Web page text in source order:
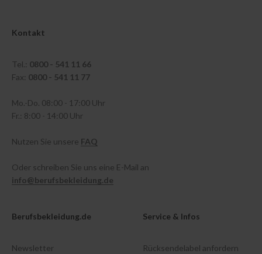
Kontakt
Tel.: 0800 - 541 11 66
Fax: 0800 - 541 11 77
Mo.-Do. 08:00 - 17:00 Uhr
Fr.: 8:00 - 14:00 Uhr
Nutzen Sie unsere FAQ
Oder schreiben Sie uns eine E-Mail an
info@berufsbekleidung.de
Berufsbekleidung.de
Newsletter
Service & Infos
Rücksendelabel anfordern